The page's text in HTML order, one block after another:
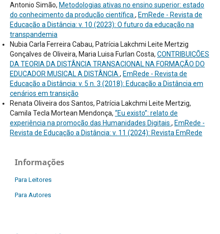
Antonio Simão, Metodologias ativas no ensino superior: estado
do conhecimento da produção científica, EmRede - Revista de
Educação a Distância: v. 10 (2023): O futuro da educação na
transpandemia
Nubia Carla Ferreira Cabau, Patrícia Lakchmi Leite Mertzig
Gonçalves de Oliveira, Maria Luisa Furlan Costa, CONTRIBUIÇÕES
DA TEORIA DA DISTÂNCIA TRANSACIONAL NA FORMAÇÃO DO
EDUCADOR MUSICAL A DISTÂNCIA, EmRede - Revista de
Educação a Distância: v. 5 n. 3 (2018): Educação a Distância em
cenários em transição
Renata Oliveira dos Santos, Patrícia Lakchmi Leite Mertzig,
Camila Tecla Mortean Mendonça, “Eu existo”: relato de
experiência na promoção das Humanidades Digitais , EmRede -
Revista de Educação a Distância: v. 11 (2024): Revista EmRede
Informações
Para Leitores
Para Autores